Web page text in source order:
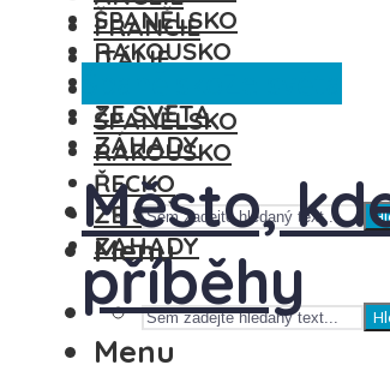
FRANCIE
ITÁLIE
ŠPANĚLSKO
RAKOUSKO
ŘECKO
ZE SVĚTA
ZÁHADY
Menu
ŠPANĚLSKO
RAKOUSKO
ZE SVĚTA
ZÁHADY
Menu
Město,
příběhy